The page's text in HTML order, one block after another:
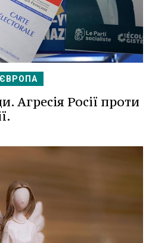
ЄВРОПА
Агресія Росії проти